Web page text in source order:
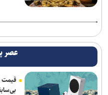
پزشکیان: جامعه امروز بیش از هر
حادثه امنیتی دریایی در جنوب
پزشکیان: مشروطه نماد
است
عصر
قیمت
بی‌سابقه ۷۹۹